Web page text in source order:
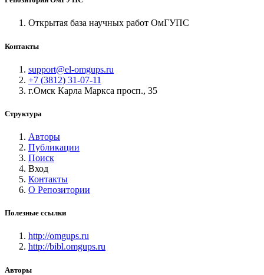
Открытая база научных работ ОмГУПС
Контакты
support@el-omgups.ru
+7 (3812) 31-07-11
г.Омск Карла Маркса просп., 35
Структура
Авторы
Публикации
Поиск
Вход
Контакты
О Репозитории
Полезные ссылки
http://omgups.ru
http://bibl.omgups.ru
Авторы